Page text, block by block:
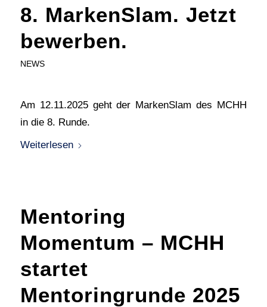
8. MarkenSlam. Jetzt
bewerben.
NEWS
Am 12.11.2025 geht der MarkenSlam des MCHH
in die 8. Runde.
Weiterlesen
Mentoring
Momentum – MCHH
startet
Mentoringrunde 2025